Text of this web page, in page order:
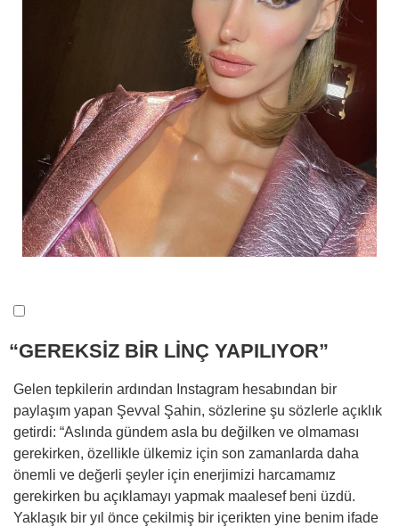
“GEREKSİZ BİR LİNÇ YAPILIYOR”
Gelen tepkilerin ardından Instagram hesabından bir
paylaşım yapan Şevval Şahin, sözlerine şu sözlerle açıklık
getirdi: “Aslında gündem asla bu değilken ve olmaması
gerekirken, özellikle ülkemiz için son zamanlarda daha
önemli ve değerli şeyler için enerjimizi harcamamız
gerekirken bu açıklamayı yapmak maalesef beni üzdü.
Yaklaşık bir yıl önce çekilmiş bir içerikten yine benim ifade